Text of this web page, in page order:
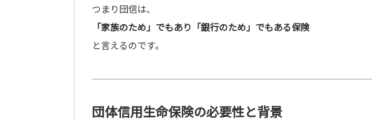
つまり団信は、
「家族のため」でもあり「銀行のため」でもある保険
と言えるのです。
団体信用生命保険の必要性と背景